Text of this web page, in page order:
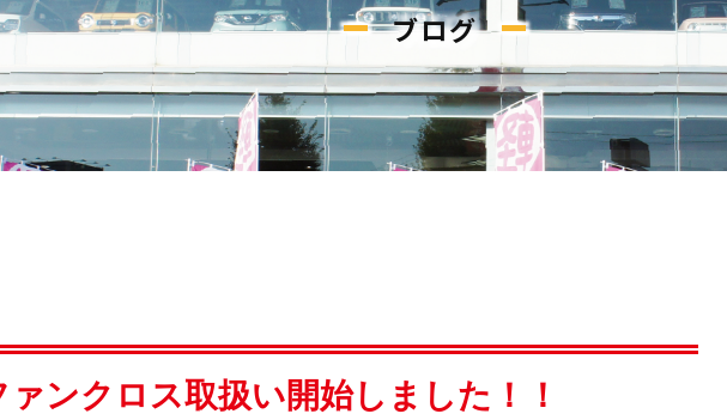
ブログ
ンクロス取扱い開始しました！！